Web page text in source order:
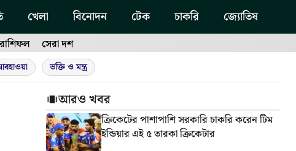
খেলা বিনোদন টেক চাকরি জ্যোতিষ
রাশিফল সেরা দশ
ভক্তি ও মন্ত্র
আরও খবর
ক্রিকেটের পাশাপাশি সরকারি চাকরি করেন টিম
ইন্ডিয়ার এই ৫ তারকা ক্রিকেটার